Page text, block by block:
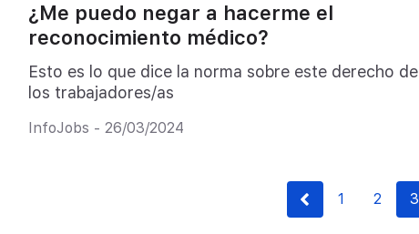
¿Me puedo negar a hacerme el
reconocimiento médico?
Esto es lo que dice la norma sobre este derecho de
los trabajadores/as
InfoJobs - 26/03/2024
1 2 3